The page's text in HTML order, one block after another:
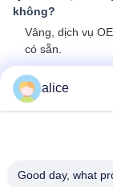
không?
Vâng, dịch vụ
có sẵn.
Q7: Bạn có cung
Vâng, chúng tôi
của chúng tôi.
alice
Good day, what